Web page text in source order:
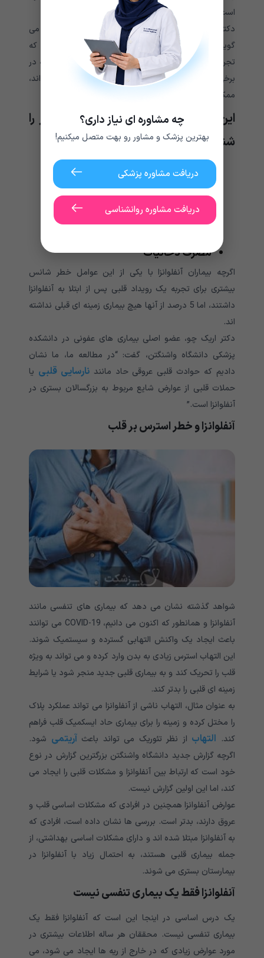
است که نشان می دهد این میزان شایع است.
دکتر ناتاشا بهویان، پزشک خانواده پزشک در این باره می
گوید: این مطالعه مهم است، زیرا واقعاً نشان می دهد که
تجربه عوارض جدی قلبی پس از ابتلا به آنفلوانزا – از جمله در
برخی از افراد که قبلاً هیچ بیماری مزمن سلامتی نداشته اند،
ممکن است رایج باشد.
این تیم همچنین تعدادی از عوامل خطر را
شناسایی کرده اند، از جمله:
سن بالاتر
بیماری قلبی
مصرف دخانیات
اگرچه بیماران آنفلوانزا با یکی از این عوامل خطر شانس
بیشتری برای تجربه یک رویداد قلبی پس از ابتلا به آنفلوانزا
داشتند، اما 5 درصد از آنها هیچ بیماری زمینه ای قبلی نداشته
اند.
دکتر اریک چو، عضو اصلی بیماری های عفونی در دانشکده
پزشکی دانشگاه واشنگتن، گفت: “در مطالعه ما، ما نشان
دادیم که حوادث قلبی عروقی حاد مانندنارسایی قلبی یا
حملات قلبی از عوارض شایع مربوط به بزرگسالان بستری در
آنفلوانزا است.”
آنفلوانزا و خطر استرس بر قلب
شواهد گذشته نشان می دهد که بیماری های تنفسی مانند
آنفلوانزا و همانطور که اکنون می دانیم، COVID-19
می توانند
باعث ایجاد یک واکنش التهابی گسترده و سیستمیک شوند.
این التهاب استرس زیادی به بدن وارد کرده و می تواند به ویژه
قلب را تحریک کند و به بیماری قلبی جدید منجر شود یا شرایط
زمینه ای قلبی را بدتر کند.
به عنوان مثال، التهاب ناشی از آنفلوانزا می تواند عملکرد پلاک
را مختل کرده و زمینه را برای بیماری حاد ایسکمیک قلب فراهم
کند. التهاب از نظر تئوریک می تواند باعث آریتمی شود.
اگرچه گزارش جدید دانشگاه واشنگتن بزرگترین گزارش در نوع
خود است که ارتباط بین آنفلوانزا و مشکلات قلبی را ایجاد می
کند، اما این اولین گزارش نیست.
عوارض آنفلوانزا همچنین در افرادی که مشکلات اساسی قلب و
عروق دارند، بدتر است. بررسی ها نشان داده است، افرادی که
به آنفلوانزا مبتلا شده اند و دارای مشکلات اساسی بهداشتی، از
جمله بیماری قلبی هستند، به احتمال زیاد با آنفلوانزا در
بیمارستان بستری می شوند.
آنفلوانزا فقط یک بیماری تنفسی نیست
یک درس اساسی در اینجا این است که آنفلوانزا فقط یک
بیماری تنفسی نیست. محققان هر ساله اطلاعات بیشتری در
مورد عوارض زیادی که در خارج از ریه ها ایجاد می شود، می
چه مشاوره ای نیاز داری؟
بهترین پزشک و مشاور رو بهت متصل میکنیم!
دریافت مشاوره پزشکی
دریافت مشاوره روانشناسی